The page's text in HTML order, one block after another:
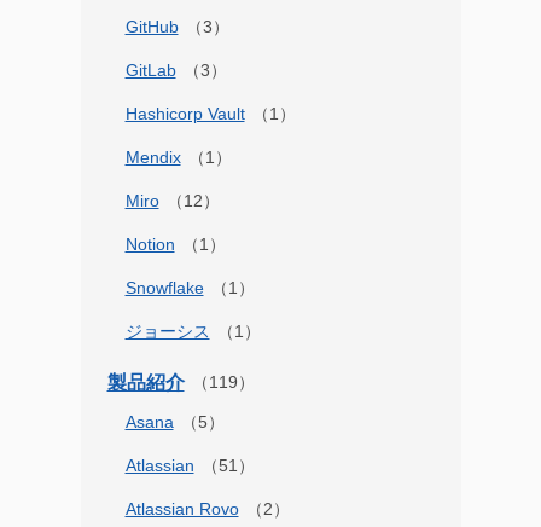
GitHub
GitLab
Hashicorp Vault
Mendix
Miro
Notion
Snowflake
ジョーシス
製品紹介
Asana
Atlassian
Atlassian Rovo